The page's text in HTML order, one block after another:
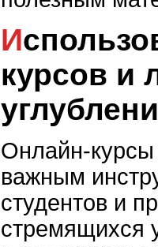
Использование онлайн-
курсов и
Онлайн-курсы
важным
студентов и
стремящихся